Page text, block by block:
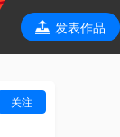
发表作品
关注